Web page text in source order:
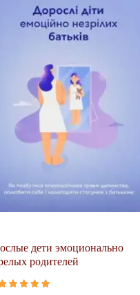
дети эмоционально
родителей